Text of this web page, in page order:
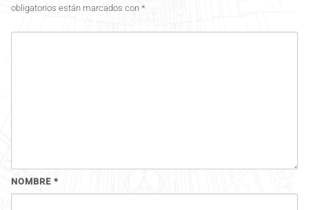
obligatorios están marcados con *
NOMBRE *